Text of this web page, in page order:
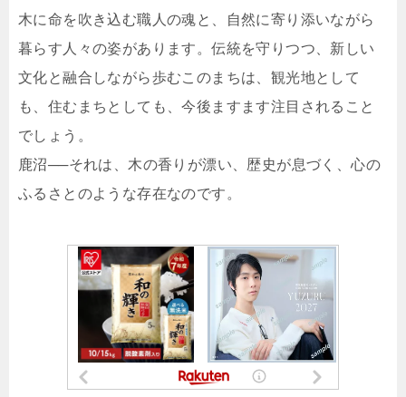
木に命を吹き込む職人の魂と、自然に寄り添いながら
暮らす人々の姿があります。伝統を守りつつ、新しい
文化と融合しながら歩むこのまちは、観光地として
も、住むまちとしても、今後ますます注目されること
でしょう。
鹿沼──それは、木の香りが漂い、歴史が息づく、心の
ふるさとのような存在なのです。